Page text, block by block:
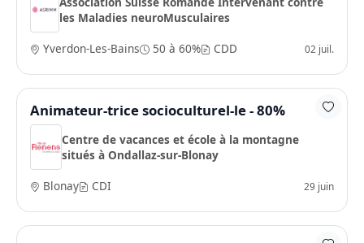
les Maladies neuroMusculaires
Yverdon-Les-Bains
50 à 60% CDD 02 juil.
Animateur-trice socioculturel-le - 80%
Centre de vacances et école à la montagne
situés à Ondallaz-sur-Blonay
Blonay
CDI 29 juin